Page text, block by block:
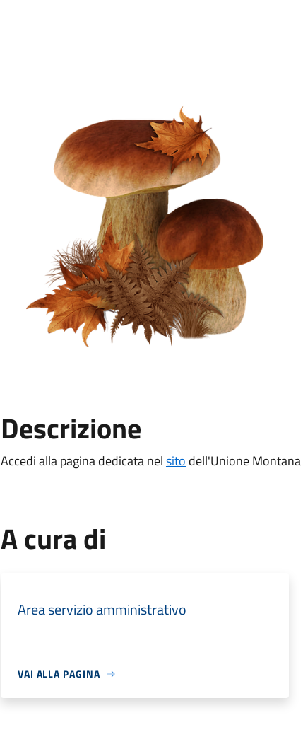
Descrizione
Accedi alla pagina dedicata nelsito dell'Unione
A cura di
Area servizio amministrativo
VAI ALLA PAGINA